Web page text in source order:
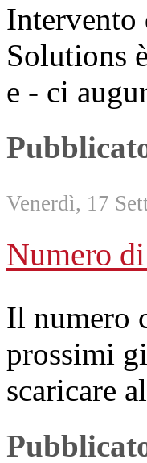
Intervento
Solutions
e - ci
Venerdì, 17
Numero
Il numero
prossimi
scaricare